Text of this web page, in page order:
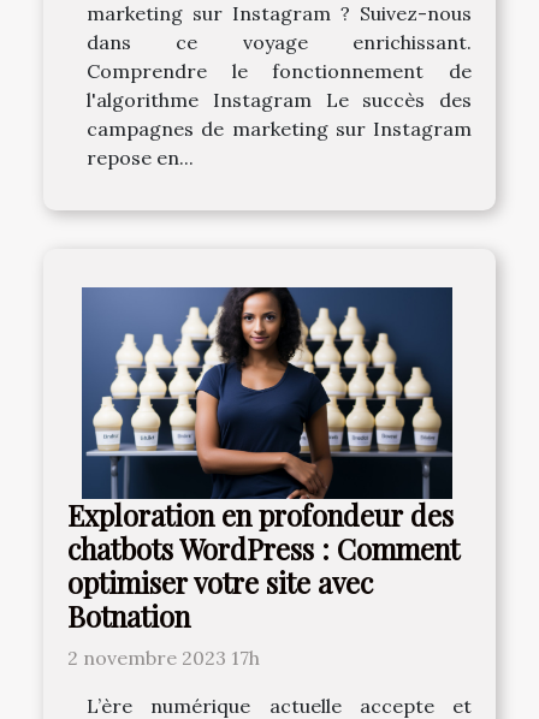
marketing sur Instagram ? Suivez-nous
dans ce voyage enrichissant.
Comprendre le fonctionnement de
l'algorithme Instagram Le succès des
campagnes de marketing sur Instagram
repose en...
Exploration en profondeur des
chatbots WordPress : Comment
optimiser votre site avec
Botnation
2 novembre 2023 17h
L’ère numérique actuelle accepte et